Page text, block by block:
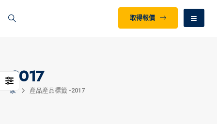
取得報價
2017
家 產品產品標籤 -2017